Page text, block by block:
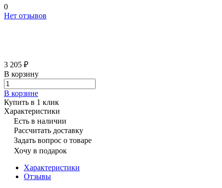
0
Нет отзывов
3 205 ₽
В корзину
В корзине
Купить в 1 клик
Характеристики
Есть в наличии
Рассчитать доставку
Задать вопрос о товаре
Хочу в подарок
Характеристики
Отзывы